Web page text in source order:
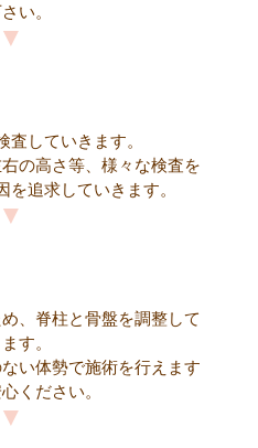
い。
査していきます。
の高さ等、様々な検査を
追求していきます。
、脊柱と骨盤を調整して
す。
い体勢で施術を行えます
ください。